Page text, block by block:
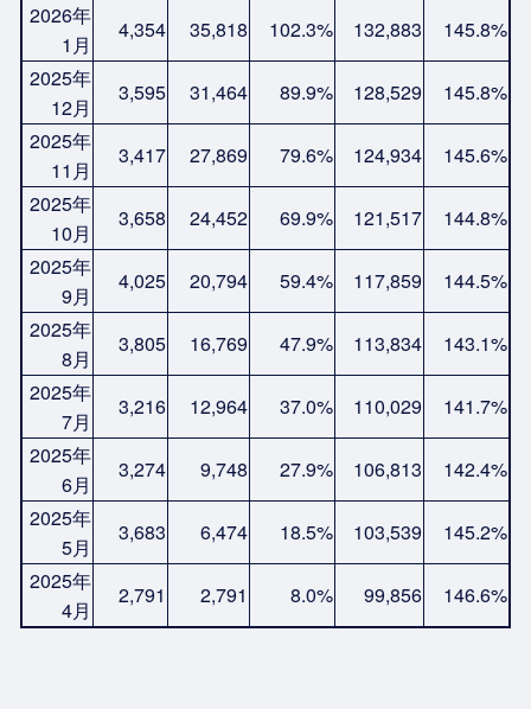
2026年
1月
4,354 35,818 102.3% 132,883
145.8%
2025年
12月
3,595 31,464 89.9% 128,529
145.8%
2025年
11月
3,417 27,869 79.6% 124,934
145.6%
2025年
10月
3,658 24,452 69.9% 121,517
144.8%
2025年
9月
4,025 20,794 59.4% 117,859
144.5%
2025年
8月
3,805 16,769 47.9% 113,834
143.1%
2025年
7月
3,216 12,964 37.0% 110,029
141.7%
2025年
6月
3,274 9,748 27.9% 106,813
142.4%
2025年
5月
3,683 6,474 18.5% 103,539
145.2%
2025年
4月
2,791 2,791 8.0% 99,856 146.6%